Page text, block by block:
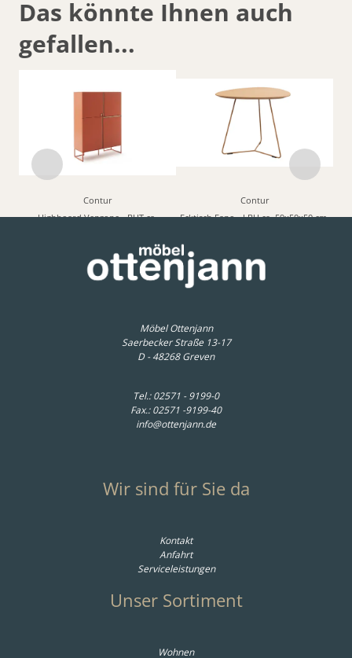
Das könnte Ihnen auch
gefallen...
Contur
Highboard Venzone - BHT ca.
2.499,00 € *
Contur
Ecktisch Fano - LBH ca. 59x50x50 cm,
446,00 € *
Möbel Ottenjann
Saerbecker Straße 13-17
D - 48268 Greven
Tel.:02571 - 9199-0
Fax.: 02571 -9199-40
info@ottenjann.de
Wir sind für Sie da
Kontakt
Anfahrt
Serviceleistungen
Unser Sortiment
Wohnen